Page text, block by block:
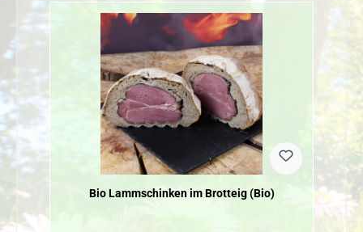
Bio Lammschinken im Brotteig (Bio)